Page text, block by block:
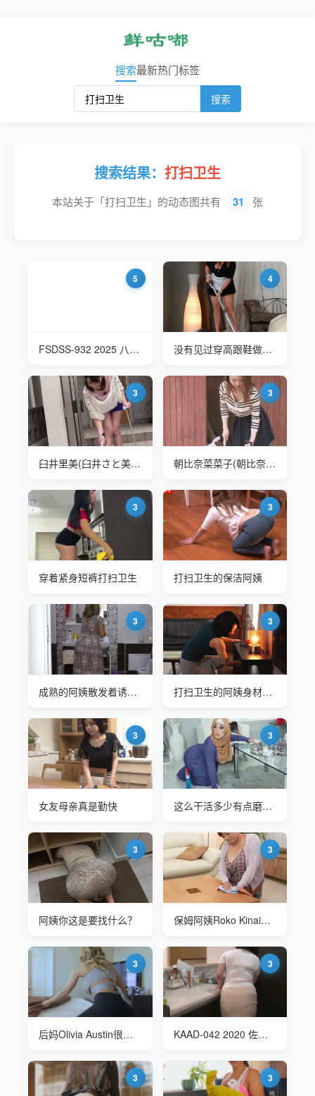
搜索最新热门标签
搜索
搜索结果： 打扫卫生
本站关于「打扫卫生」的动态图共有 31 张
5
FSDSS-932 2025 八蜜凛(Hatimitu Rin) 隔壁垃圾房的恶臭怪物
4
没有见过穿高跟鞋做卫生的
3
臼井里美(臼井さと美Usui Satomi) 突撃！隣のマンご飯
3
朝比奈菜菜子(朝比奈菜々子,Asahina Nanako) 今回の「朝ゴミ出しする近所の遊び好きノーブラ奥さん」
3
穿着紧身短裤打扫卫生
3
打扫卫生的保洁阿姨
3
成熟的阿姨散发着诱人的味道
3
打扫卫生的阿姨身材真好
3
女友母亲真是勤快
3
这么干活多少有点磨洋工
3
阿姨你这是要找什么？
3
保姆阿姨Roko Kinai打扫卫生
3
后妈Olivia Austin很喜欢打扫卫生
3
KAAD-042 2020 佐倉由美子(Sakurayumiko) 我が家の美しい姑
3 3